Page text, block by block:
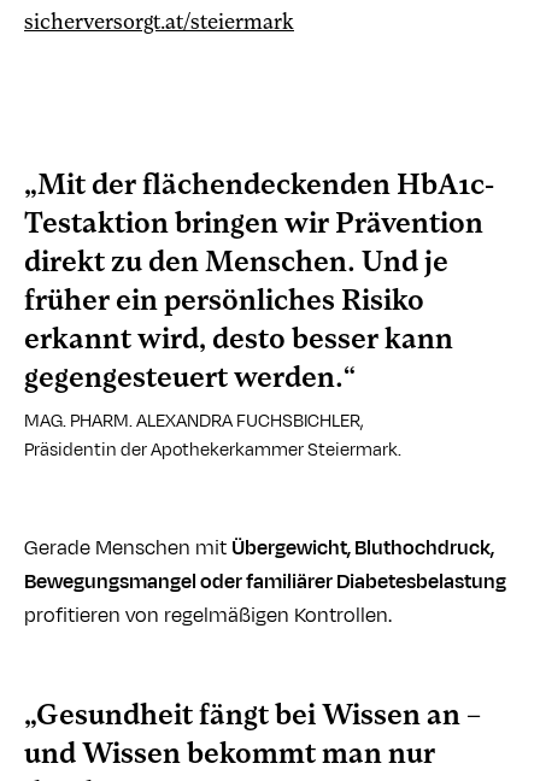
sicherversorgt.at/steiermark
„Mit der flächendeckenden HbA1c-
Testaktion bringen wir Prävention
direkt zu den Menschen. Und je
früher ein persönliches Risiko
erkannt wird, desto besser kann
gegengesteuert werden.“
MAG. PHARM. ALEXANDRA FUCHSBICHLER,
Präsidentin der Apothekerkammer Steiermark.
Gerade Menschen mit Übergewicht, Bluthochdruck,
Bewegungsmangel oder familiärer Diabetesbelastung
profitieren von regelmäßigen Kontrollen.
„Gesundheit fängt bei Wissen an –
und Wissen bekommt man nur